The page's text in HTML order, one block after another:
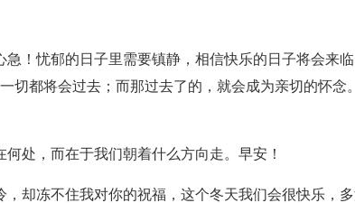
！忧郁的日子里需要镇静，相信快乐的日子将会来
切都将会过去；而那过去了的，就会成为亲切的怀念
处，而在于我们朝着什么方向走。早安！
却冻不住我对你的祝福，这个冬天我们会很快乐，